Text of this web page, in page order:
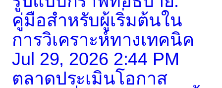
คู่มือสำหรับผู้เริ่มต้นใน
การวิเคราะห์ทางเทคนิค
Jul 29, 2026 2:44 PM
ตลาดประเมินโอกาส